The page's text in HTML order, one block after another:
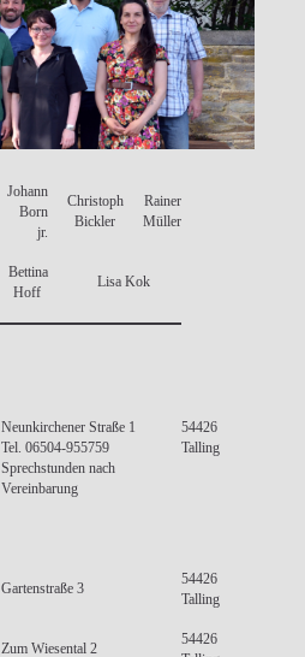
Johann
Born
jr.
Christoph
Bickler
Rainer
Müller
Bettina
Hoff
Lisa Kok
Neunkirchener Straße 1
Tel. 06504-955759
Sprechstunden nach
Vereinbarung
54426
Talling
Gartenstraße 3
54426
Talling
Zum Wiesental 2
54426